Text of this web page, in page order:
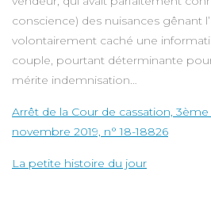
conscience) des nuisances gênant
volontairement caché une
couple, pourtant déterminante
mérite indemnisation…
Arrêt de la Cour de cassation, 3ème
novembre 2019, n° 18-18826
La petite histoire du jour